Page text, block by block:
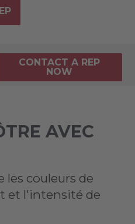
CONTACT A REP
NOW
AVEC
les couleurs de
et l'intensité de